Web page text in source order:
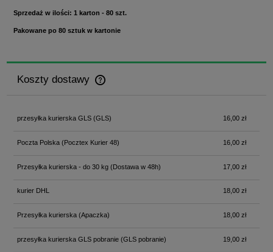
Sprzedaż w ilości: 1 karton - 80 szt.
Pakowane po 80 sztuk w kartonie
Koszty dostawy
Cena nie zawiera ewentualnych kosztów płatności
przesyłka kurierska GLS(GLS) 16,00 zł
Poczta Polska(Pocztex Kurier 48) 16,00 zł
Przesyłka kurierska - do 30 kg(Dostawa w 48h) 17,00 zł
kurier DHL 18,00 zł
Przesyłka kurierska (Apaczka) 18,00 zł
przesyłka kurierska GLS pobranie(GLS pobranie) 19,00 zł